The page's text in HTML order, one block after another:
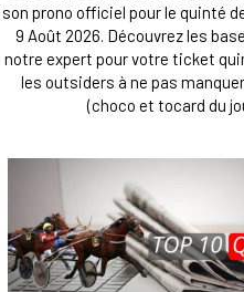
son prono officiel pour le quinté
9 Août 2026. Découvrez les
notre expert pour votre ticket
les outsiders à ne pas
(choco et tocard du